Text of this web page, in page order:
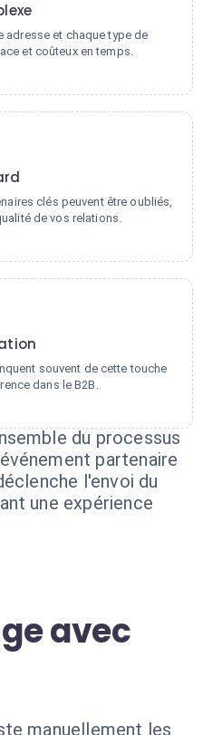
adresse et chaque type de
et coûteux en temps.
clés peuvent être oubliés,
de vos relations.
souvent de cette touche
dans le B2B.
du processus
partenaire
l'envoi du
une expérience
avec
manuellement les